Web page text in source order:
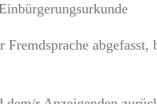
abgefasst,